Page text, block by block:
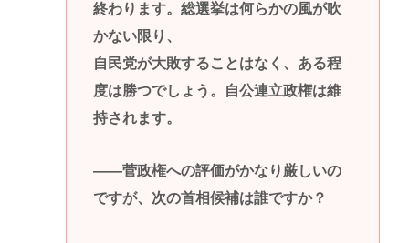
終わります。総選挙は何らかの風が吹
かない限り、
自民党が大敗することはなく、ある程
度は勝つでしょう。自公連立政権は維
持されます。
――菅政権への評価がかなり厳しいの
ですが、次の首相候補は誰ですか？